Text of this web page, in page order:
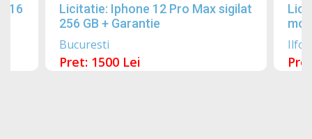
Licitatie: Iphone 12 Pro Max sigilat
256 GB + Garantie
Bucuresti
Pret: 1500 Lei
Ilfov